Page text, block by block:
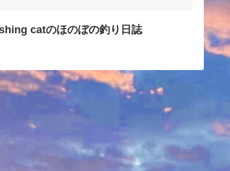
catのほのぼの釣り日誌